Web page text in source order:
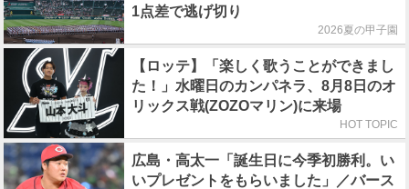
1点差で逃げ切り
2026夏の甲子園
【ロッテ】「楽しく歌うことができまし
た！」水曜日のカンパネラ、8月8日のオ
リックス戦(ZOZOマリン)に来場
HOT TOPIC
広島・高太一「誕生日に今季初勝利。い
いプレゼントをもらいました」／バース